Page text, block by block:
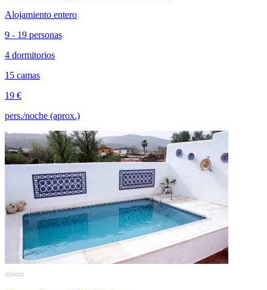
Alojamiento entero
9 - 19 personas
4 dormitorios
15 camas
19 €
pers./noche (aprox.)